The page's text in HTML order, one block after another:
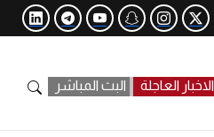
الاخبار العاجلة البث المباشر